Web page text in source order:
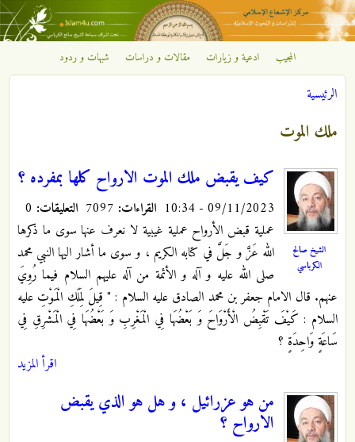
تجاوز إلى المحتوى الرئيسي
مركز
الإشعاع
الإسلامي
المجيب ادعية و زيارات مقالات و دراسات شبهات و ردود
أنت هنا
الرئيسية
ملك الموت
الشيخ صالح
الكرباسي
كيف يقبض ملك الموت الارواح كلها بمفرده ؟
09/11/2023 - 10:34 القراءات: التعليقات:
عملية قبض الأرواح عملية غيبية لا نعرف عنها سوى ما ذكرها
الله عَزَّ و جَلَّ في كتابه الكريم ، و سوى ما أشار اليها النبي محمد
صلى الله عليه و آله و الأئمة من آله عليهم السلام فيما رُوِيَ
عنهم. قال الامام جعفر بن محمد الصادق عليه السلام : " قِيلَ لِمَلَكِ الْمَوْتِ عليه
السلام : كَيْفَ تَقْبِضُ الْأَرْوَاحَ وَ بَعْضُهَا فِي الْمَغْرِبِ وَ بَعْضُهَا فِي الْمَشْرِقِ فِي
سَاعَةٍ وَاحِدَةٍ ؟
اقرأ المزيد
من هو عزرائيل ، و هل هو الذي يقبض
الارواح ؟